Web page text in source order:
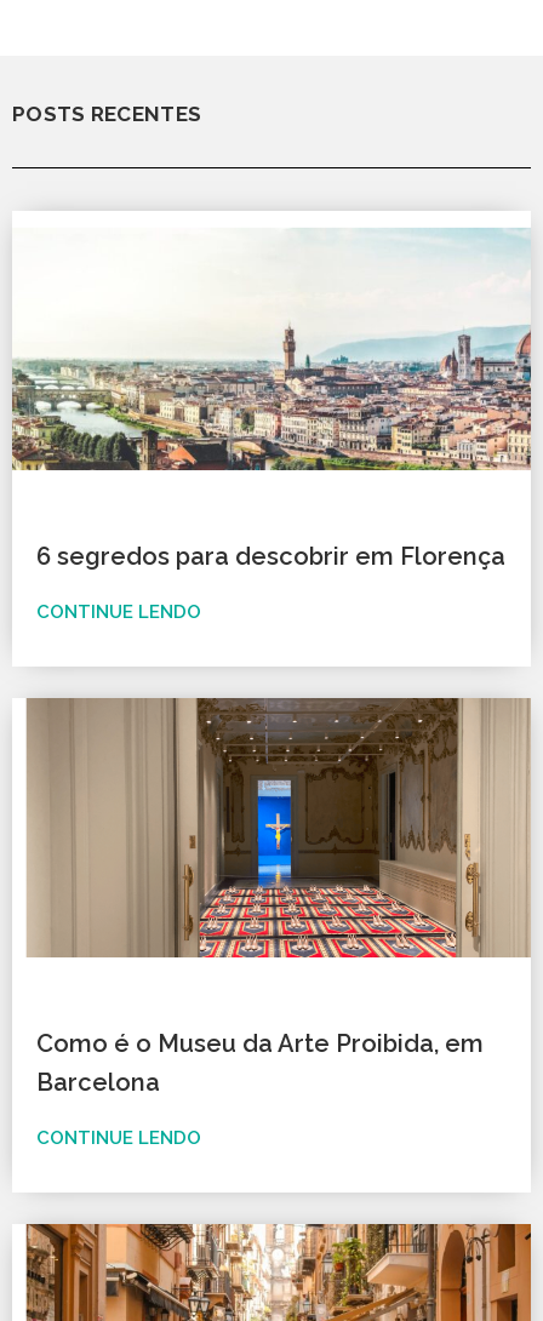
POSTS RECENTES
6 segredos para descobrir em Florença
CONTINUE LENDO
Como é o Museu da Arte Proibida, em
Barcelona
CONTINUE LENDO